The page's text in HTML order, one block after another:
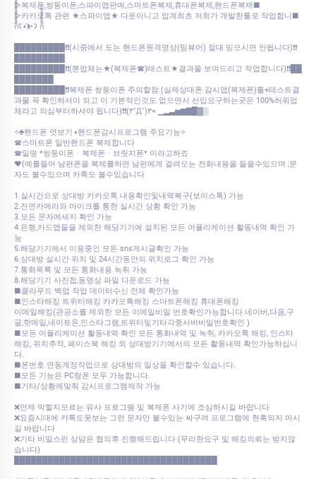
▷복제폰,쌍둥이폰,스파이앱판매,스마트폰복제,휴대폰복제,핸드폰복제■
▷카카오톡 관련 ★스파이앱★ 다운아니고 업계최초 저희가 개발한툴로 작업합니■
ก็็็็็็็็็็็็็ʕ•͡ᴥ•ʔ ก้้้้้้้้้้้
█████████❗❗(시중에서 도는 핸드폰원격영상(팀뷰어) 절대 믿으시면 안됩니다)❗❗
█████████❗❗(본업체는★(복제폰☎)테스트★결과물 보여드리고 작업합니다)❗❗██
█████████❗❗복제폰 쌍둥이폰 주의할점:(실제상대폰 감시앱(복제폰)툴+테스트결
과물 꼭 확인하셔야 되고 이 기본적인것도 없으면서 선입요구하는곳은 100%허위업
체라고 의심부터하셔야 됩니다)❗❗(۳˚Д˚)۳= ▁▂▃▅▆▇█▓▒
⭐♣핸드폰 엿보기◑핸드폰감시프로그램 주요기능⭐
☎스마트폰 일반핸드폰 복제합니다
☎일명 *쌍둥이폰ㆍ복제폰ㆍ브릿지폰* 이라고하죠
♥(예를들어 남편폰을 복제를하면 남편에게 걸려오는 전화내용을 들을수있으며 ;문
자도 볼수있으며 카톡도 볼수있습니다
1.실시간으로 상대방 카카오톡 내용확인및내역복구(보이스톡) 가능
2.전면카메라와 마이크를 통한 실시간 상황 확인 가능
3.모든 문자메세지 확인 가능
4.은행,카드앱들을 제외한 해당기기에 설치된 모든 어플리케이션 활동내역 확인 가
능
5.해당기기에서 이용중인 모든 sns게시글확인 가능
6.상대방 실시간 위치 및 24시간동안의 위치로그 확인 가능
7.통화목록 및 모든 통화내용 녹취 가능
8.해당기기 사진첩,동영상 파일 다운로드 가능
■클라우드 백업 작업 데이터수신 전체 확인가능
■인스타해킹 트위터해킹 카카오톡해킹 스마트폰해킹 휴대폰해킹
이메일해킹(관공소를 제외한 모든 이메일비밀 번호확인가능합니다.네이버,다음,구
글,핫메일,네이트온,인스타그램,트위터및기타각종서버비밀번호확인 )
■모든 어플리케이션 활동내역 확인 모든 통화내역 및 녹취, 카카오톡 해킹, 인스타
해킹, 위치추적, 페이스북 해킹 외 상대방기기에서의 모든 활동내역 확인가능하십니
다.
■폰번호 연동계정작업으로 상대방의 일상을 확인할수 있습니다.
■모든 기능은 PC랑폰 모두 가능합니다.
■기타/상황에맞춰 감시프로그램제작 가능
❌언제 막힐지모르는 유사 프로그램 및 복제폰 사기에 조심하시길 바랍니다
❌요즘시대에 카톡도못보는 그런 문자만 볼수있는 싸구려 프로그램에 현혹되지 마시
길 바랍니다
❌기타 비밀스런 상담은 협의후 진행해드립니다 (무리한요구 및 해킹의뢰는 받지않
습니다)